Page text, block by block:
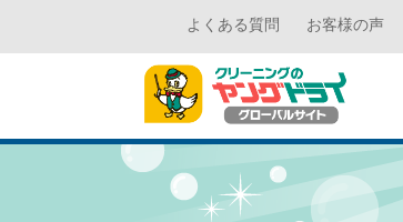
よくある質問 お客様の声